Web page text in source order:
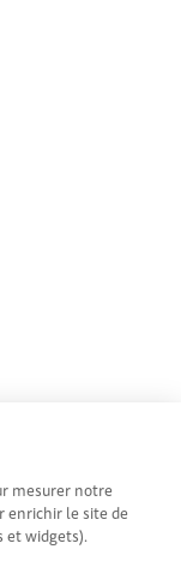
mesurer notre
enrichir le site de
et widgets).